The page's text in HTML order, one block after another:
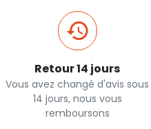
Retour 14 jours
Vous avez changé d'avis sous
14 jours, nous vous
remboursons